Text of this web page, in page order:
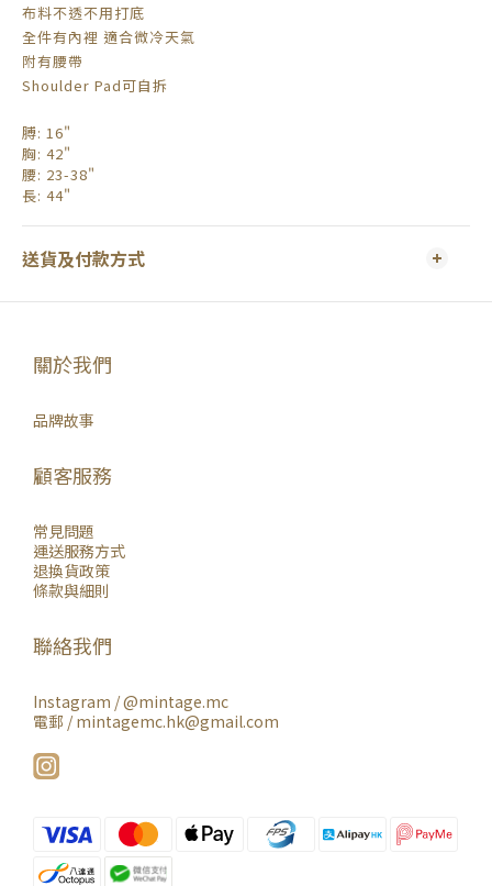
布料不透不用打底
全件有內裡 適合微冷天氣
附有腰帶
Shoulder Pad可自拆
膊: 16"
胸: 42"
腰: 23-38"
長: 44"
送貨及付款方式
關於我們
品牌故事
顧客服務
常見問題
運送服務方式
退換貨政策
條款與細則
聯絡我們
Instagram /@mintage.mc
電郵 / mintagemc.hk@gmail.com